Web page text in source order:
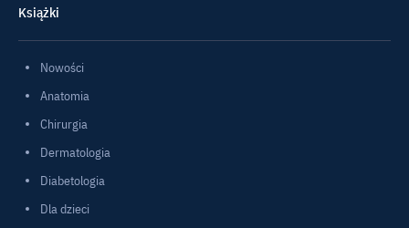
Książki
Nowości
Anatomia
Chirurgia
Dermatologia
Diabetologia
Dla dzieci